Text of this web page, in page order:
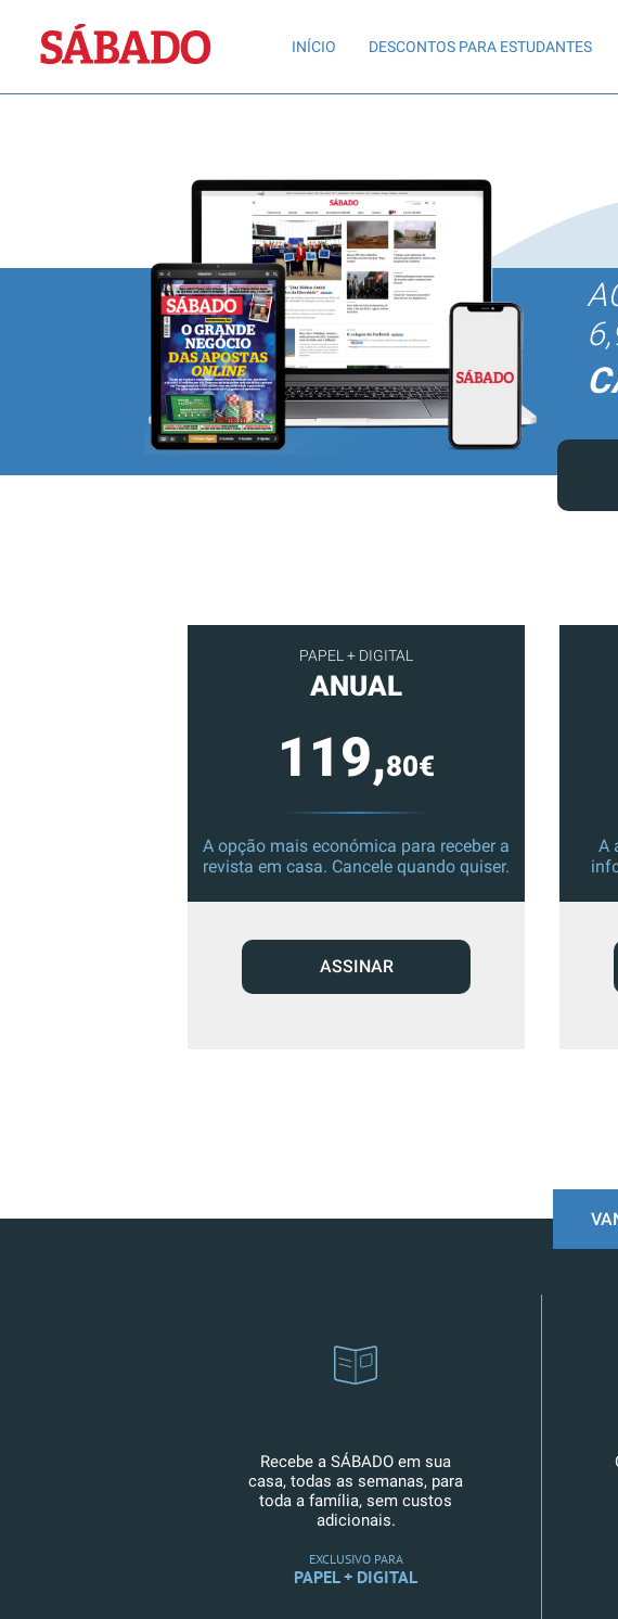
Sábado
INÍCIO DESCONTOS PARA ESTUDANTES
PAPEL + DIGITAL
ANUAL
119,80€
A opção mais económica para receber a
revista em casa. Cancele quando quiser.
ASSINAR
A
Recebe a SÁBADO em sua
casa, todas as semanas, para
toda a família, sem custos
adicionais.
EXCLUSIVO PARA
PAPEL + DIGITAL